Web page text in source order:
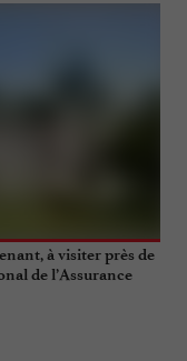
à visiter près de
de l’Assurance